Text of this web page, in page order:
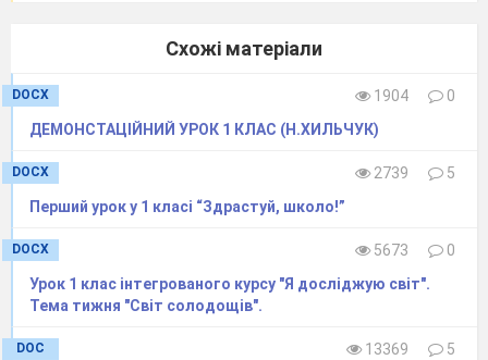
Схожі матеріали
DOCX 1904
0
ДЕМОНСТАЦІЙНИЙ УРОК 1 КЛАС (Н.ХИЛЬЧУК)
DOCX 2739
5
Перший урок у 1 класі “Здрастуй, школо!”
DOCX 5673
0
Урок 1 клас інтегрованого курсу "Я досліджую світ".
Тема тижня "Світ солодощів".
DOC 13369
5